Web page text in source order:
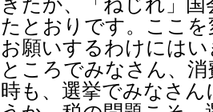
きたか、「ねじれ」
たとおりです。ここ
お願いするわけには
ところでみなさん、
時も、選挙でみなさ